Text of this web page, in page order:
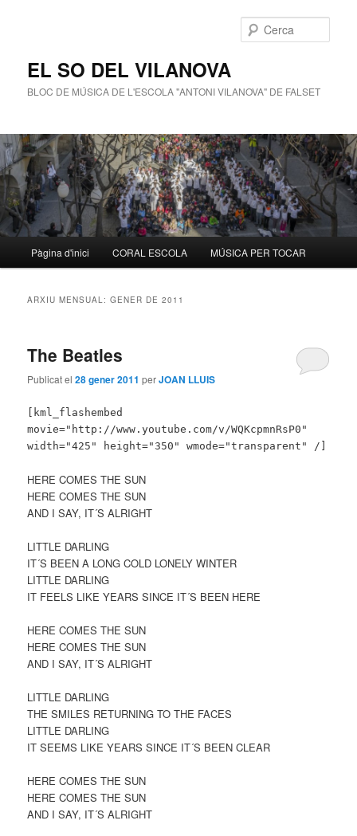
EL SO DEL VILANOVA
BLOC DE MÚSICA DE L'ESCOLA "ANTONI VILANOVA" DE FALSET
principal
Aneu
principal
Aneu
secundari
Pàgina d'inici CORAL ESCOLA MÚSICA PER TOCAR
ARXIU MENSUAL:GENER DE 2011
The Beatles
Publicat el28 gener 2011 perJOAN LLUIS
[kml_flashembed
movie="http://www.youtube.com/v/WQKcpmnRsP0"
width="425" height="350" wmode="transparent" /]
HERE COMES THE SUN
HERE COMES THE SUN
AND I SAY, IT´S ALRIGHT
LITTLE DARLING
IT´S BEEN A LONG COLD LONELY WINTER
LITTLE DARLING
IT FEELS LIKE YEARS SINCE IT´S BEEN HERE
HERE COMES THE SUN
HERE COMES THE SUN
AND I SAY, IT´S ALRIGHT
LITTLE DARLING
THE SMILES RETURNING TO THE FACES
LITTLE DARLING
IT SEEMS LIKE YEARS SINCE IT´S BEEN CLEAR
HERE COMES THE SUN
HERE COMES THE SUN
AND I SAY, IT´S ALRIGHT